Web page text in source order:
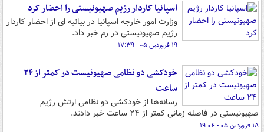
اسپانیا کاردار رژیم صهیونیستی را احضار کرد
وزارت امور خارجه اسپانیا در بیانیه ای از احضار کاردار
رژیم صهیونیستی در رم خبر داد.
۱۹ فروردین ۰۵ - ۱۷:۳۹
خودکشی دو نظامی صهیونیست در کمتر از ۲۴
ساعت
رسانه‌ها از خودکشی دو نظامی ارتش رژیم
صهیونیستی در فاصله زمانی کمتر از ۲۴ ساعت خبر دادند.
۱۸ فروردین ۰۵ - ۱۹:۰۴